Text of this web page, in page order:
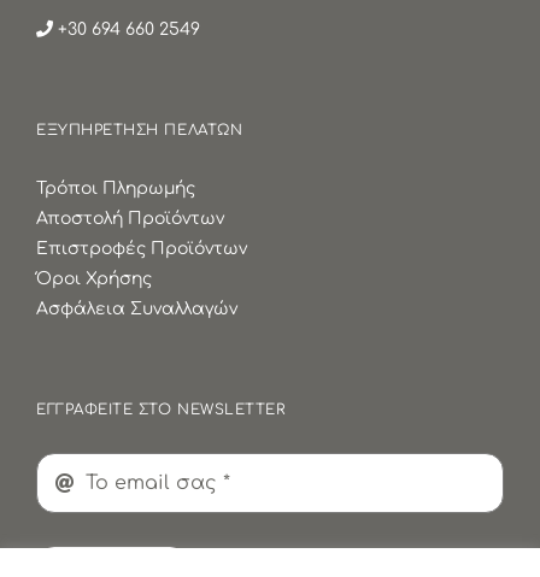
+30 694 660 2549
ΕΞΥΠΗΡΕΤΗΣΗ ΠΕΛΑΤΩΝ
Τρόποι Πληρωμής
Αποστολή Προϊόντων
Επιστροφές Προϊόντων
Όροι Χρήσης
Ασφάλεια Συναλλαγών
ΕΓΓΡΑΦΕΙΤΕ ΣΤΟ NEWSLETTER